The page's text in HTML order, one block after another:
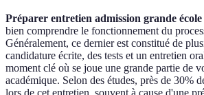
Préparer entretien admission grande école
bien comprendre le fonctionnement du
Généralement, ce dernier est constitué de
candidature écrite, des tests et un entretien
moment clé où se joue une grande partie de
académique. Selon des études, près de 30%
lors de cet entretien, souvent à cause d'une